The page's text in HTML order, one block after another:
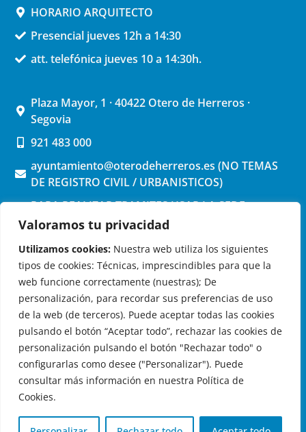
Valoramos tu privacidad
Utilizamos cookies: Nuestra web utiliza los siguientes
tipos de cookies: Técnicas, imprescindibles para que la
web funcione correctamente (nuestras); De
personalización, para recordar sus preferencias de uso
de la web (de terceros). Puede aceptar todas las cookies
pulsando el botón “Aceptar todo”, rechazar las cookies de
personalización pulsando el botón "Rechazar todo" o
configurarlas como desee ("Personalizar"). Puede
consultar más información en nuestra Política de
Cookies.
HORARIO ARQUITECTO
Presencial jueves 12h a 14:30
att. telefónica jueves 10 a 14:30h.
Plaza Mayor, 1 · 40422 Otero de Herreros ·
Segovia
921 483 000
ayuntamiento@oterodeherreros.es (NO TEMAS
DE REGISTRO CIVIL / URBANISTICOS)
PARA REALIZAR TRAMITES USAR LA SEDE
ELECTRONICA (pinchar aquí)
OTERO DE HERREROS EN LAS REDES
© 2026 Ayuntamiento de Otero de Herreros
Aviso Legal|Política de Privacidad|Política de Cookies|